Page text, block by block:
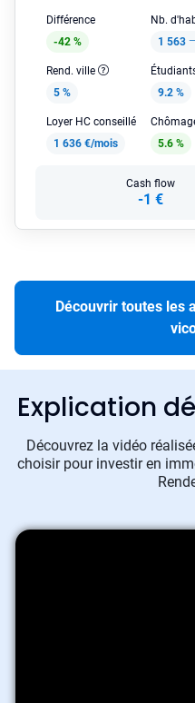
Différence
-42 %
Nb.
1 563
Rend. ville
5 %
9.2 %
Loyer HC conseillé
1 636 €/mois
5.6 %
Cash flow
-1 €
Découvrir toutes les
Explication
Découvrez la vidéo
choisir pour investir en